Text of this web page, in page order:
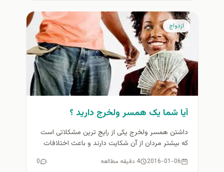
ازدواج
آیا شما یک همسر ولخرج دارید ؟
داشتن همسر ولخرج یکی از رایج ترین مشکلاتی است
که بیشتر مردان از آن شکایت دارند و باعث اختلافات
2016-01-06 4 دقیقه مطالعه 0